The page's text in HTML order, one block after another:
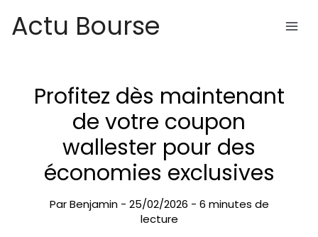
Actu Bourse
Profitez dès maintenant
de votre coupon
wallester pour des
économies exclusives
ParBenjamin - 25/02/2026 - 6 minutes de
lecture